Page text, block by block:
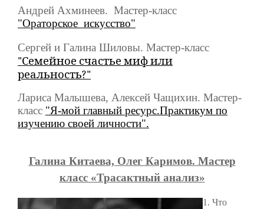
Андрей Ахминеев. Мастер-класс
"Ораторское искусство"
Сергей и Галина Шиловы. Мастер-класс
"Семейное счастье миф или
реальность?"
Лариса Малышева, Алексей Чащихин. Мастер-
класс "Я-мой главный ресурс.Практикум по
изучению своей личности".
Галина Китаева, Олег Каримов. Мастер
класс «Трасактный анализ»
1 . Что